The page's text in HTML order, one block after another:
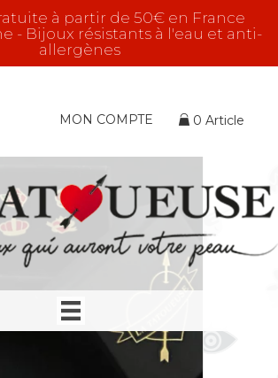
à partir de 50€ en France
- Bijoux résistants à l'eau et anti-
allergènes
MON COMPTE 0 Article